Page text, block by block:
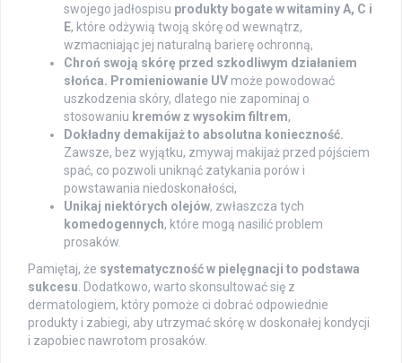
swojego jadłospisu produkty bogate w witaminy A, C i
E, które odżywią twoją skórę od wewnątrz,
wzmacniając jej naturalną barierę ochronną,
Chroń swoją skórę przed szkodliwym działaniem
słońca. Promieniowanie UV może powodować
uszkodzenia skóry, dlatego nie zapominaj o
stosowaniu kremów z wysokim filtrem,
Dokładny demakijaż to absolutna konieczność.
Zawsze, bez wyjątku, zmywaj makijaż przed pójściem
spać, co pozwoli uniknąć zatykania porów i
powstawania niedoskonałości,
Unikaj niektórych olejów, zwłaszcza tych
komedogennych, które mogą nasilić problem
prosaków.
Pamiętaj, że systematyczność w pielęgnacji to podstawa
sukcesu . Dodatkowo, warto skonsultować się z
dermatologiem, który pomoże ci dobrać odpowiednie
produkty i zabiegi, aby utrzymać skórę w doskonałej kondycji
i zapobiec nawrotom prosaków.